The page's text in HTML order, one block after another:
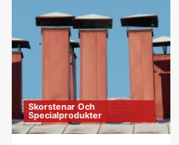
Skorstenar Och
Specialprodukter